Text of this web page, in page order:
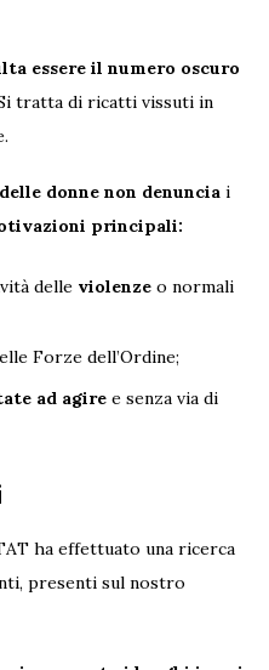
essere il numero oscuro
tratta di ricatti vissuti in
donne non denunciai
principali:
delle violenzeo normali
Forze dell’Ordine;
ad agiree senza via di
ha effettuato una ricerca
presenti sul nostro